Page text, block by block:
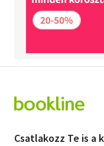
Csatlakozz Te is a